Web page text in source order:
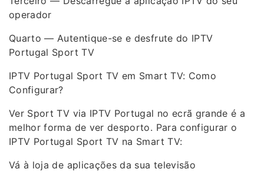
operador
Quarto — Autentique-se e desfrute do IPTV
Portugal Sport TV
IPTV Portugal Sport TV em Smart TV: Como
Configurar?
Ver Sport TV via IPTV Portugal no ecrã grande é a
melhor forma de ver desporto. Para configurar o
IPTV Portugal Sport TV na Smart TV:
Vá à loja de aplicações da sua televisão